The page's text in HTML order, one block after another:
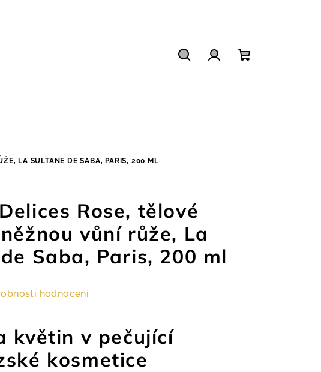
LA SULTANE DE SABA, PARIS, 200 ML
Rose, tělové
vůní růže, La
Saba, Paris, 200 ml
hodnocení
květin v pečující
kosmetice